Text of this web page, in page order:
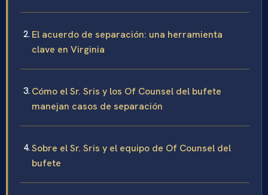
El acuerdo de separación: una herramienta
clave en Virginia
Cómo el Sr. Sris y los Of Counsel del bufete
manejan casos de separación
Sobre el Sr. Sris y el equipo de Of Counsel del
bufete